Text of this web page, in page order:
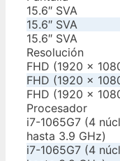
15.6″ SVA
15.6″ SVA
15.6″ SVA
Resolución
FHD (1920 x
FHD (1920 x
FHD (1920 x
Procesador
i7-1065G7 (4
hasta 3.9 GHz)
i7-1065G7 (4